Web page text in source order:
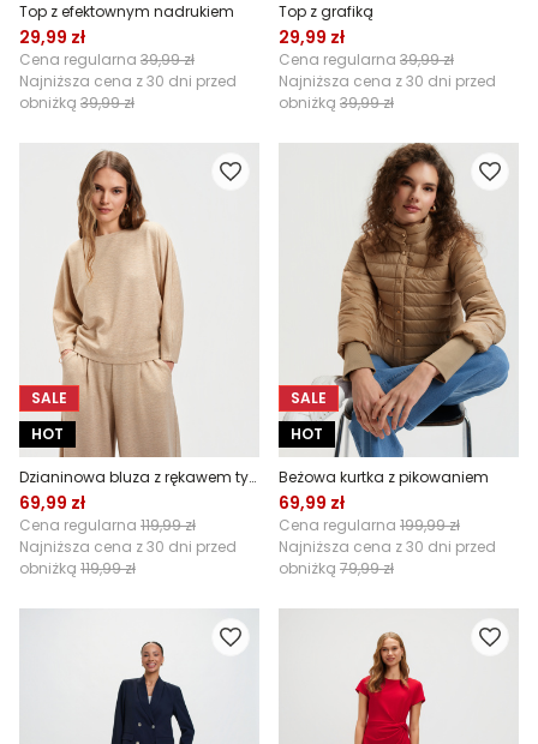
Top z efektownym nadrukiem
29,99 zł
Cena regularna 39,99 zł
Najniższa cena z 30 dni przed
obniżką 39,99 zł
Top z grafiką
29,99 zł
Cena regularna 39,99 zł
Najniższa cena z 30 dni przed
obniżką 39,99 zł
SALE
HOT
Dzianinowa bluza z rękawem typu nietoperz
69,99 zł
Cena regularna 119,99 zł
Najniższa cena z 30 dni przed
obniżką 119,99 zł
SALE
HOT
Beżowa kurtka z pikowaniem
69,99 zł
Cena regularna 199,99 zł
Najniższa cena z 30 dni przed
obniżką 79,99 zł